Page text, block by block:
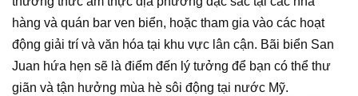
hàng và quán bar ven biển, hoặc tham gia vào các hoạt
động giải trí và văn hóa tại khu vực lân cận. Bãi biển San
Juan hứa hẹn sẽ là điểm đến lý tưởng để bạn có thể thư
giãn và tận hưởng mùa hè sôi động tại nước Mỹ.